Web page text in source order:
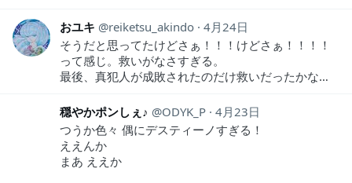
おユキ reiketsu_akindo 4月24日
そうだと思ってたけどさぁ！！！けどさぁ！！！！
って感じ。救いがなさすぎる。
最後、真犯人が成敗されたのだけ救いだったかな…
穏やかポンしぇ♪ ODYK_P 4月23日
つうか色々 偶にデスティーノすぎる！
ええんか
まあ ええか